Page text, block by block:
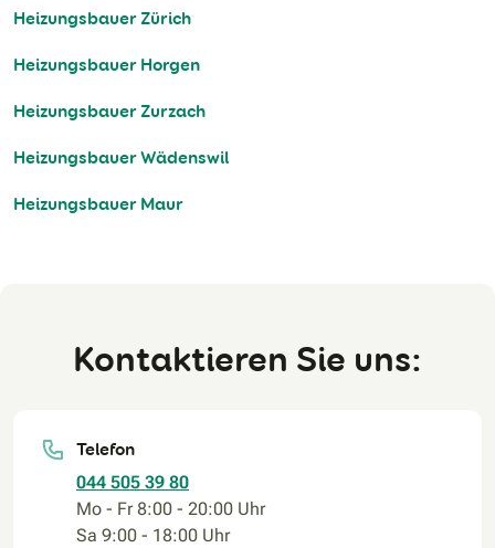
Heizungsbauer Zürich
Heizungsbauer Horgen
Heizungsbauer Zurzach
Heizungsbauer Wädenswil
Heizungsbauer Maur
Kontaktieren Sie uns:
Telefon
044 505 39 80
Mo - Fr 8:00 - 20:00 Uhr
Sa 9:00 - 18:00 Uhr